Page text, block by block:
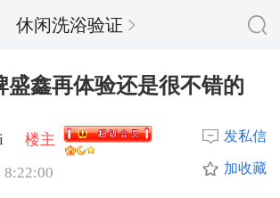
休闲洗浴验证
盛鑫再体验还是很不错的
楼主
8:22:00
发私信
加收藏